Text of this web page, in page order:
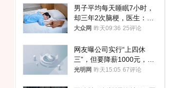
男子平均每天睡眠7小时，
却三年2次脑梗，医生：这
样睡觉更伤身
大众网 昨天09:36 25评论
网友曝公司实行“上四休
三”，但要降薪1000元，不
接受只能辞职
光明网 昨天15:05 67评论